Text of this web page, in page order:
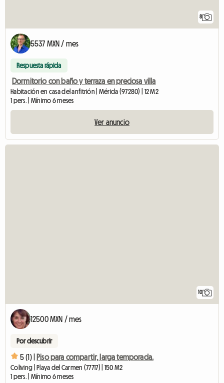
8
5537 MXN / mes
Respuesta rápida
Dormitorio con baño y terraza en preciosa villa
Habitación en casa del anfitrión | Mérida (97280) | 12 M2
1 pers. | Mínimo 6 meses
Ver anuncio
10
12500 MXN / mes
Por descubrir
5 (1) | Piso para compartir, larga temporada.
Coliving | Playa del Carmen (77717) | 150 M2
1 pers. | Mínimo 6 meses